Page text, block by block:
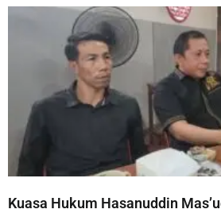
Kuasa Hukum Hasanuddin